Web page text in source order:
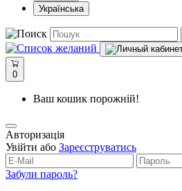
Українська
0
Ваш кошик порожній!
Авторизація
Увійти або Зареєструватись
Забули пароль?